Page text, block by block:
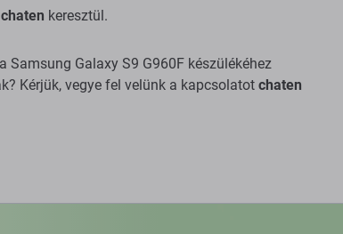
chaten keresztül.
Galaxy S9 G960F készülékéhez
Kérjük, vegye fel velünk a kapcsolatot chaten